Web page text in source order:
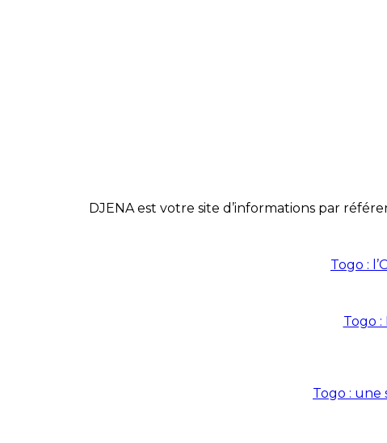
DJENA est votre site d’informations par
Togo :
Togo
Togo :